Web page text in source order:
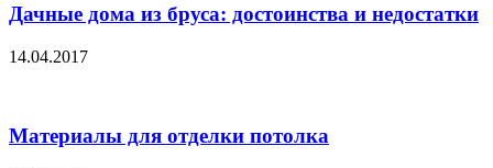
Дачные дома из бруса: достоинства и недостатки
14.04.2017
Материалы для отделки потолка